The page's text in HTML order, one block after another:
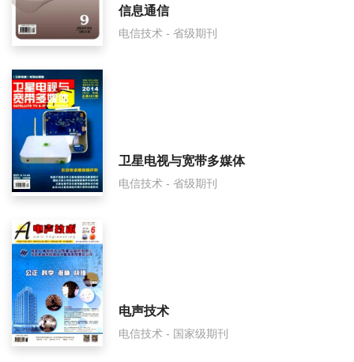
信息通信
电信技术 - 省级期刊
卫星电视与宽带多媒体
电信技术 - 省级期刊
电声技术
电信技术 - 国家级期刊